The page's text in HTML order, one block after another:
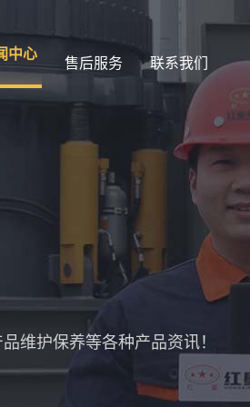
中心
售后服务 联系我们
维护保养等各种产品资讯！